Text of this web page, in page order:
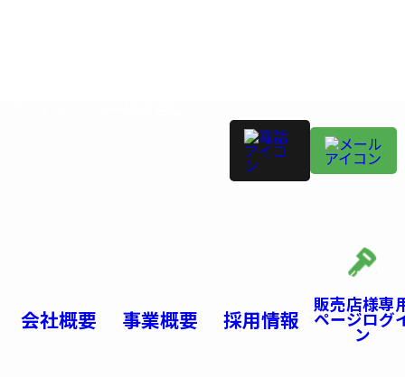
会社概要 事業概要 採用情報
販売店様専
ページログ
ン